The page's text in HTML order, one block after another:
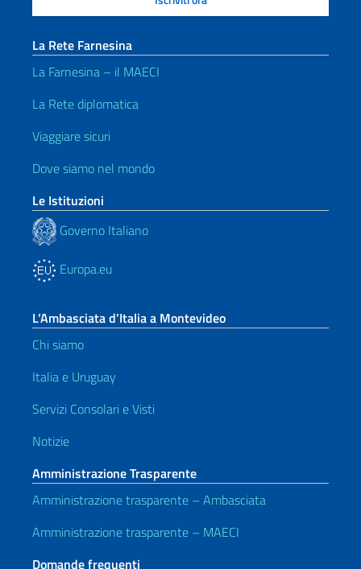
La Rete Farnesina
La Farnesina – il MAECI
La Rete diplomatica
Viaggiare sicuri
Dove siamo nel mondo
Le Istituzioni
Governo Italiano
Europa.eu
L’Ambasciata d’Italia a Montevideo
Chi siamo
Italia e Uruguay
Servizi Consolari e Visti
Notizie
Amministrazione Trasparente
Amministrazione trasparente – Ambasciata
Amministrazione trasparente – MAECI
Domande frequenti